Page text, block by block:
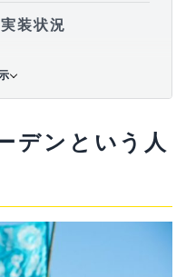
装状況
デンという人